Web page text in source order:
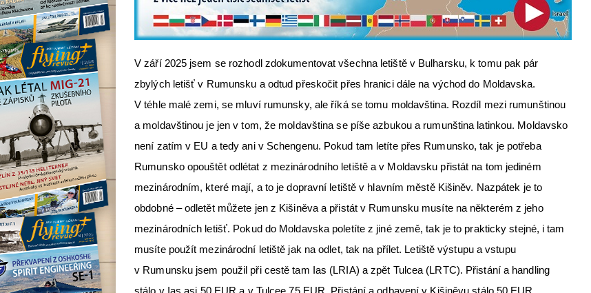
V září 2025 jsem se rozhodl zdokumentovat všechna letiště v Bulharsku, k tomu pak pár
zbylých letišť v Rumunsku a odtud přeskočit přes hranici dále na východ do Moldavska.
V téhle malé zemi, se mluví rumunsky, ale říká se tomu moldavština. Rozdíl mezi rumunštinou
a moldavštinou je jen v tom, že moldavština se píše azbukou a rumunština latinkou. Moldavsko
není zatím v EU a tedy ani v Schengenu. Pokud tam letíte přes Rumunsko, tak je potřeba
Rumunsko opouštět odlétat z mezinárodního letiště a v Moldavsku přistát na tom jediném
mezinárodním, které mají, a to je dopravní letiště v hlavním městě Kišiněv. Nazpátek je to
obdobné – odletět můžete jen z Kišiněva a přistát v Rumunsku musíte na některém z jeho
mezinárodních letišť. Pokud do Moldavska poletíte z jiné země, tak je to prakticky stejné, i tam
musíte použít mezinárodní letiště jak na odlet, tak na přílet. Letiště výstupu a vstupu
v Rumunsku jsem použil při cestě tam Ias (LRIA) a zpět Tulcea (LRTC). Přistání a handling